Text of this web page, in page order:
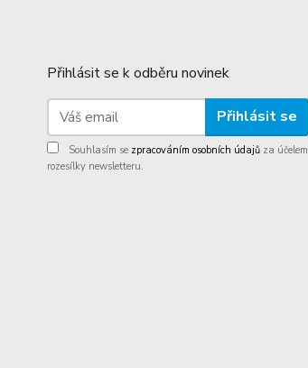
Přihlásit se k odběru novinek
Přihlásit se
Souhlasím se zpracováním osobních údajů za účelem
rozesílky newsletteru.